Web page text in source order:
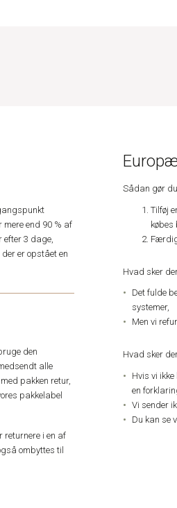
end 90 % af
efter 3 dage,
er opstået en
den
alle
pakken retur,
pakkelabel
returnere i en af
ombyttes til
Sådan gør
Tilføj
købes
Hvad sker
Det fulde
systemer,
Men vi
Hvad sker
Hvis vi
en
Vi sender
Du kan se